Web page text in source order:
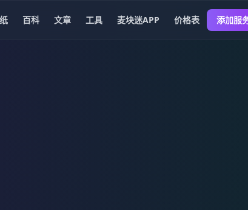
百科 文章 工具 麦块迷APP 价格表 添加服